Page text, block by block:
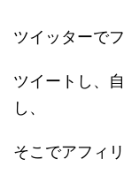
ツイッターで
ツイートし、
し、
そこでアフィ